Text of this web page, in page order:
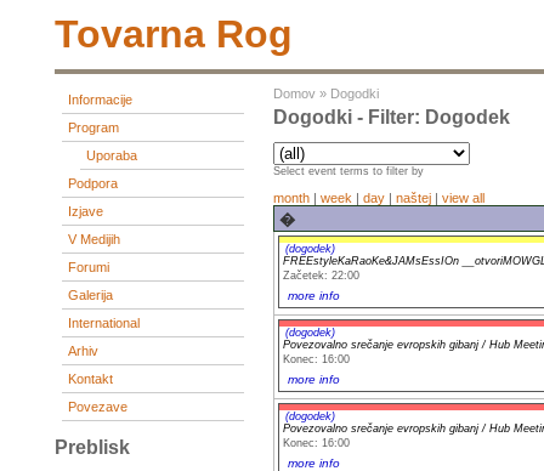
Tovarna Rog
Informacije
Program
Uporaba
Podpora
Izjave
V Medijih
Forumi
Galerija
International
Arhiv
Kontakt
Povezave
Preblisk
Domov » Dogodki
Dogodki - Filter: Dogodek
Select event terms to filter by
month | week | day | naštej | view all
�
(dogodek)
FREEstyleKaRaoKe&JAMsEssIOn
Začetek: 22:00
more info
(dogodek)
Povezovalno srečanje evropskih gibanj / Hub
Konec: 16:00
more info
(dogodek)
Povezovalno srečanje evropskih gibanj / Hub
Konec: 16:00
more info